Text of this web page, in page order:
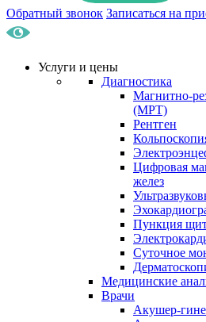
Обратный звонок Записаться на
Услуги и цены
Диагностика
Магнитно-
(МРТ)
Рентген
Цифровая
желез
Пункция
Суточное
Медицинские
Врачи
Акушер-